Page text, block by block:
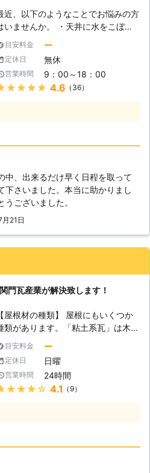
りをしたけれど高かった』とお困り
方は、一度雨漏り110番でお見積り
ご依頼ください。 雨漏り110番では
り110番ではお客様のお電話をいつ
もお待ちしております。 ※対応エリ
・加盟店・現場状況により、事前に
りに費用をいただく場合がございま
近、以下のようなことでお悩みの方
ませんか。 ・天井に水をこぼし
たようなシミができてきた ・窓のサ
シからポタポタと雨水が漏れてくる
壁紙にカビのようなものがあらわれ
変色してしまった このようなお悩
は、雨漏り修理をおこなうことで解
雨漏り修理工事や屋根工事などをお
ょう】 雨漏りが起きているのであ
ば、一刻も早く修理をしてほしいで
よね。 弊社は、そんなお客さまの
めに迅速な対応を心がけておりま
ん。 素早い対応をご希望のお客様
【しろあり防除施工士が駆除と予防を
こないます！】 雨漏りをしている
家には、シロアリが発生しているこ
もあります。 シロアリは湿った環
境を好むため、寄ってきてしまうので
す。 もし駆除をせずに放置しておく
、シロアリに柱などを食べられてし
ております。 雨漏りによってシロ
目安料金 ー
定休日 無休
営業時間 9：00～18：00
4.6 （36）
中、出来るだけ早く日程を取って
下さいました。本当に助かりまし
ございました。
21日
門瓦産業が解決致します！
【屋根材の種類】 屋根にもいくつか
類があります。「粘土系瓦」は木造
住宅でよく見る昔からある瓦で、耐久
や強度は高いのですが、重いため地
に弱いと言われています。「ストレ
ト瓦」は、最近の住宅ではよく見る
イプで、一般的に普及している瓦で
目安料金 ー
定休日 日曜
営業時間 24時間
4.1 （9）